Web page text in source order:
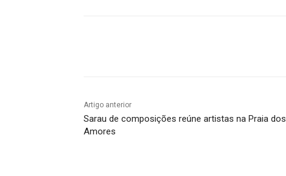
Artigo anterior
Sarau de composições reúne artistas na Praia dos
Amores